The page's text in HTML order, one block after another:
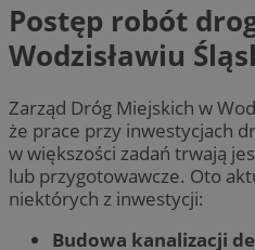
Postęp robót
Wodzisławiu
Zarząd Dróg Miejskich w
że prace przy inwestycjach
w większości zadań trwają
lub przygotowawcze. Oto
niektórych z inwestycji:
Budowa kanalizacji